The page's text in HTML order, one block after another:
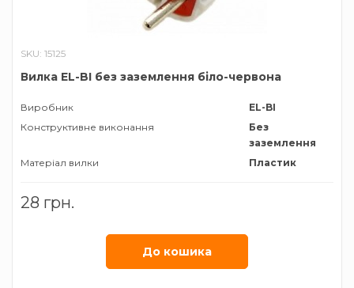
SKU: 15125
Вилка EL-BI без заземлення біло-червона
Виробник
EL-BI
Конструктивне виконання
Без
заземлення
Матеріал вилки
Пластик
28 грн.
До кошика